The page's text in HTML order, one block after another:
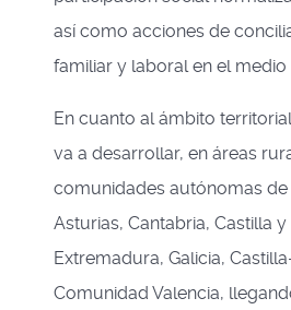
así como acciones de
familiar y laboral en el medio
En cuanto al ámbito
va a desarrollar, en áreas
comunidades autónomas
Asturias, Cantabria, Castilla
Extremadura, Galicia,
Comunidad Valencia,